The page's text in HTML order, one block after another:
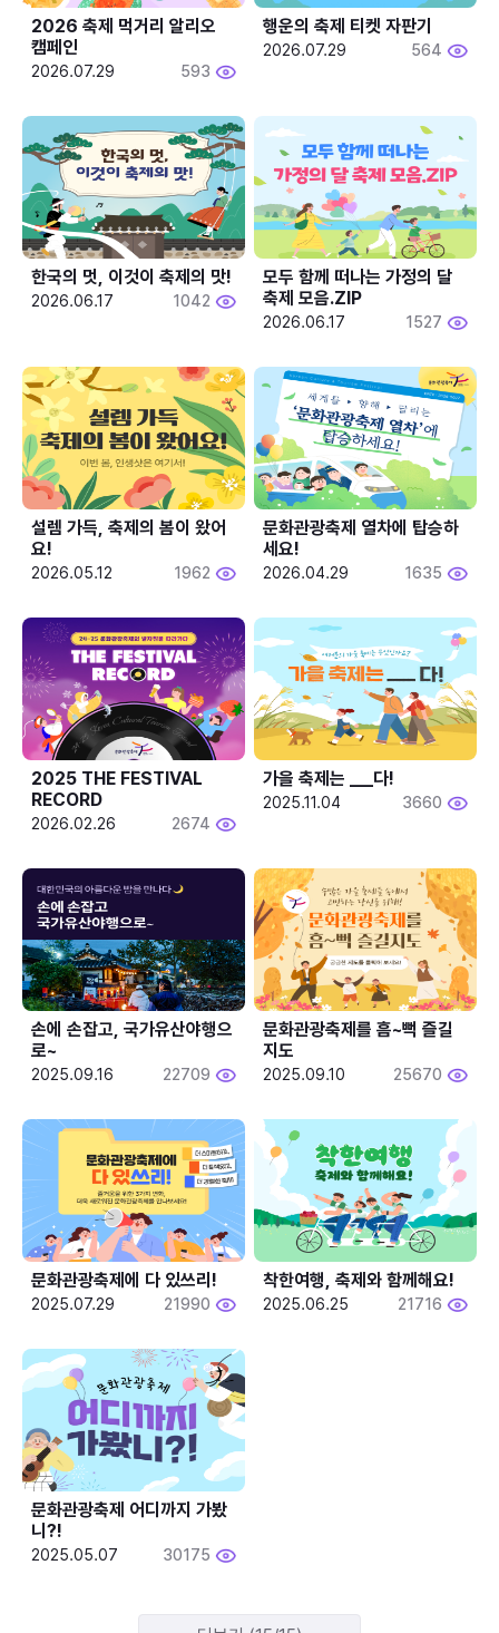
2026 축제 먹거리 알리오
캠페인
2026.07.29 593
행운의 축제 티켓 자판기
2026.07.29 564
한국의 멋, 이것이 축제의 맛!
2026.06.17 1042
모두 함께 떠나는 가정의 달
축제 모음.ZIP
2026.06.17 1527
설렘 가득, 축제의 봄이 왔어
요!
2026.05.12 1962
문화관광축제 열차에 탑승하
세요!
2026.04.29 1635
2025 THE FESTIVAL
RECORD
2026.02.26 2674
2025.11.04 3660
손에 손잡고, 국가유산야행으
로~
2025.09.16 22709
문화관광축제를 흠~뻑 즐길
지도
2025.09.10 25670
문화관광축제에 다 있쓰리!
2025.07.29 21990
착한여행, 축제와 함께해요!
2025.06.25 21716
문화관광축제 어디까지 가봤
니?!
2025.05.07 30175